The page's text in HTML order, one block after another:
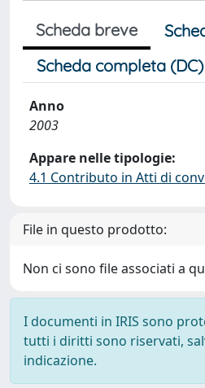
Scheda breve
Scheda completa (DC)
Anno
2003
Appare nelle tipologie:
4.1 Contributo in Atti di
File in questo prodotto:
Non ci sono file associati a
I documenti in IRIS sono
tutti i diritti sono riservati,
indicazione.